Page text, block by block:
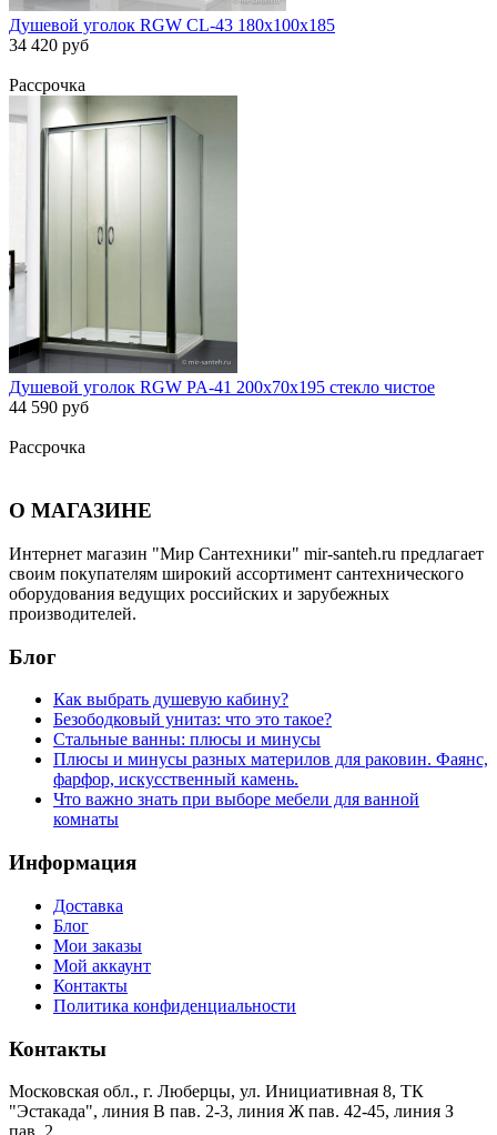
Душевой уголок RGW CL-43 180х100х185
34 420 руб
Рассрочка
Душевой уголок RGW PA-41 200x70x195 стекло чистое
44 590 руб
Рассрочка
О МАГАЗИНЕ
Интернет магазин "Мир Сантехники" mir-santeh.ru предлагает
своим покупателям широкий ассортимент сантехнического
оборудования ведущих российских и зарубежных
производителей.
Блог
Как выбрать душевую кабину?
Безободковый унитаз: что это такое?
Стальные ванны: плюсы и минусы
Плюсы и минусы разных материлов для раковин. Фаянс,
фарфор, искусственный камень.
Что важно знать при выборе мебели для ванной
комнаты
Информация
Доставка
Блог
Мои заказы
Мой аккаунт
Контакты
Политика конфиденциальности
Контакты
Московская обл., г. Люберцы, ул. Инициативная 8, ТК
"Эстакада", линия В пав. 2-3, линия Ж пав. 42-45, линия З